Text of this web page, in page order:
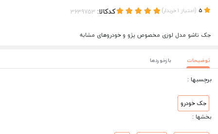
(امتیاز 1خریدار) کدکالا:
جک تاشو مدل لوزی مخصوص پژو و خودروهای مشابه
توضیحات بازخوردها
برچسبها :
جک خودرو
بخشها :